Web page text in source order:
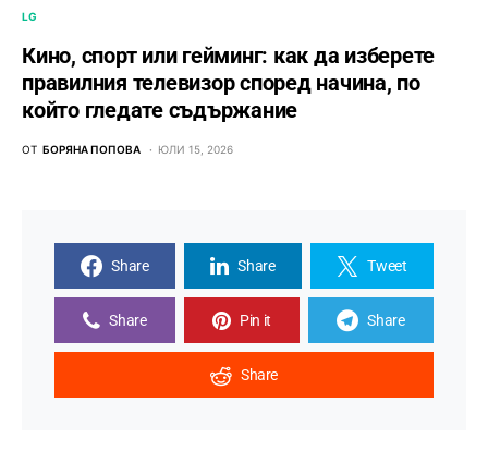
LG
Кино, спорт или гейминг: как да изберете
правилния телевизор според начина, по
който гледате съдържание
ОТ БОРЯНА ПОПОВА ЮЛИ 15, 2026
Share Share Tweet
Share Pin it Share
Share